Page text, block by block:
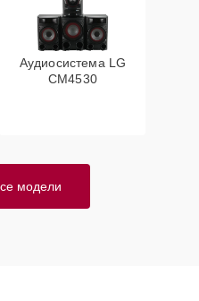
Аудиосистема LG
CM4530
модели